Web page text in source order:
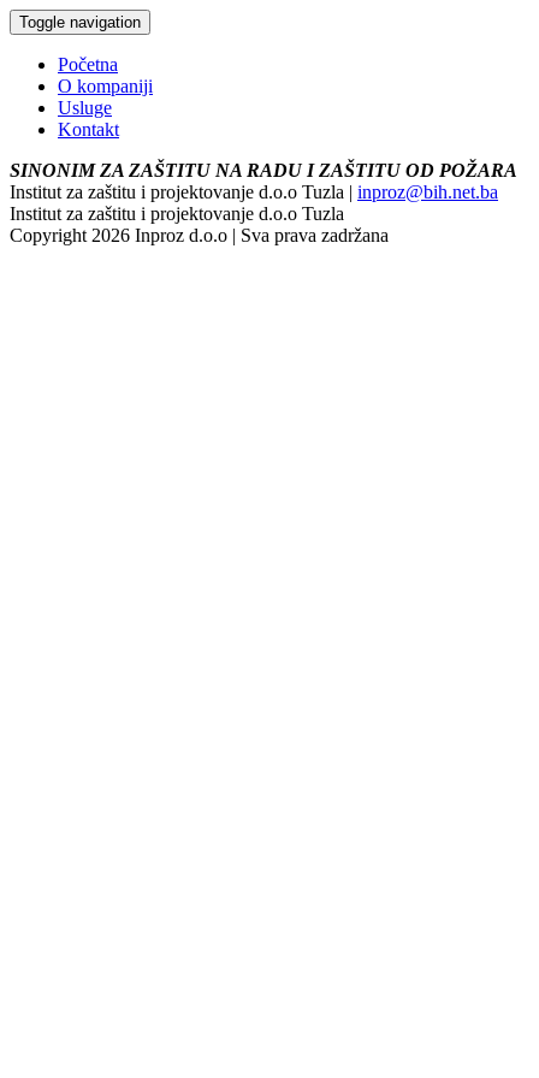
Toggle navigation
Početna
O kompaniji
Usluge
Kontakt
SINONIM ZA ZAŠTITU NA RADU I ZAŠTITU OD POŽARA
Institut za zaštitu i projektovanje d.o.o Tuzla | inproz@bih.net.ba
Institut za zaštitu i projektovanje d.o.o Tuzla
Copyright 2026 Inproz d.o.o | Sva prava zadržana